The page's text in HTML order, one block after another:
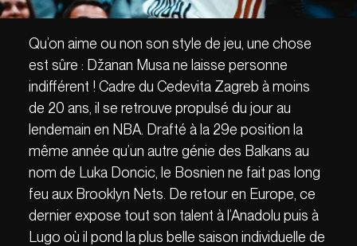
Qu’on aime ou non son style de jeu, une chose
est sûre : Džanan Musa ne laisse personne
indifférent ! Cadre du Cedevita Zagreb à moins
de 20 ans, il se retrouve propulsé du jour au
lendemain en NBA. Drafté à la 29e position la
même année qu’un autre génie des Balkans au
nom de Luka Doncic, le Bosnien ne fait pas long
feu aux Brooklyn Nets. De retour en Europe, ce
dernier expose tout son talent à l’Anadolu puis à
Lugo où il pond la plus belle saison individuelle de